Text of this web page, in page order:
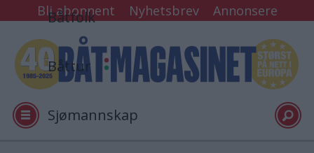
Bli abonnent Nyhetsbrev Annonsere
Båtfolk
Båttur
Sjømannskap